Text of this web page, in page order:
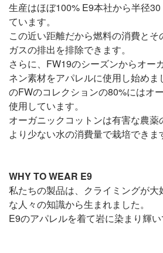
生産はほぼ100% E9本社から半径
ています。
この近い距離だから燃料の消費と
ガスの排出を排除できます。
さらに、FW19のシーズンからオー
ネン素材をアパレルに使用し始め
のFWのコレクションの80%にはオ
使用しています。
オーガニックコットンは有害な農薬
より少ない水の消費量で栽培できま
WHY TO WEAR E9
私たちの製品は、クライミングが大
な人々の知識から生まれました。
E9のアパレルを着て岩に染まり輝い